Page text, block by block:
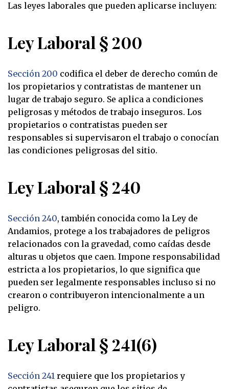
Las leyes laborales que pueden aplicarse incluyen:
Ley Laboral § 200
Sección 200 codifica el deber de derecho común de
los propietarios y contratistas de mantener un
lugar de trabajo seguro. Se aplica a condiciones
peligrosas y métodos de trabajo inseguros. Los
propietarios o contratistas pueden ser
responsables si supervisaron el trabajo o conocían
las condiciones peligrosas del sitio.
Ley Laboral § 240
Sección 240, también conocida como la Ley de
Andamios, protege a los trabajadores de peligros
relacionados con la gravedad, como caídas desde
alturas u objetos que caen. Impone responsabilidad
estricta a los propietarios, lo que significa que
pueden ser legalmente responsables incluso si no
crearon o contribuyeron intencionalmente a un
peligro.
Ley Laboral § 241(6)
Sección 241 requiere que los propietarios y